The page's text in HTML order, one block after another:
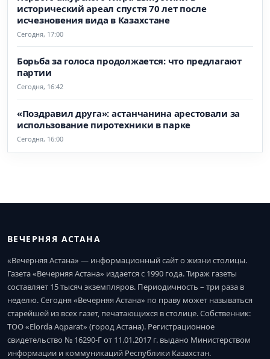
исторический ареал спустя 70 лет после
исчезновения вида в Казахстане
Сегодня, 17:00
Борьба за голоса продолжается: что предлагают
партии
Сегодня, 16:42
«Поздравил друга»: астанчанина арестовали за
использование пиротехники в парке
Сегодня, 16:00
ВЕЧЕРНЯЯ АСТАНА
«Вечерняя Астана» — информационный сайт о жизни столицы.
Газета «Вечерняя Астана» издается с 1990 года. Тираж газеты
составляет 15 тысяч экземпляров. Периодичность – три раза в
неделю. Сегодня «Вечерняя Астана» по праву может называться
старейшей из всех газет, печатающихся в столице. Собственник:
ТОО «Elorda Aqparat» (город Астана). Регистрационное
свидетельство № 16290-Г от 11.01.2017 г. выдано Министерством
информации и коммуникаций Республики Казахстан.